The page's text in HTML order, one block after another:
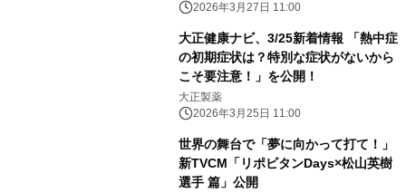
2026年3月27日 11:00
大正健康ナビ、3/25新着情報 「熱中症
の初期症状は？特別な症状がないから
こそ要注意！」を公開！
大正製薬
2026年3月25日 11:00
世界の舞台で「夢に向かって打て！」
新TVCM「リポビタンDays×松山英樹
選手 篇」公開